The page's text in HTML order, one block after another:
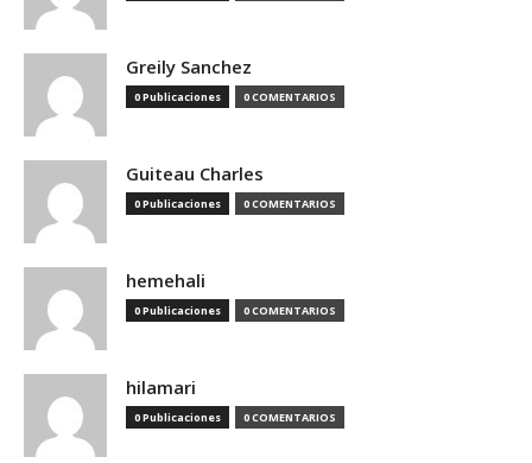
Greily Sanchez
0 Publicaciones 0 COMENTARIOS
Guiteau Charles
0 Publicaciones 0 COMENTARIOS
hemehali
0 Publicaciones 0 COMENTARIOS
hilamari
0 Publicaciones 0 COMENTARIOS